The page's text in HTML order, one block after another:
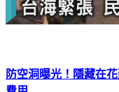
防空洞曝光！隱藏在